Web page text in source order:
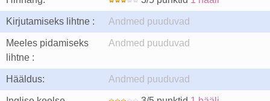
Kirjutamiseks lihtne : Andmed puuduvad
Meeles pidamiseks
lihtne :
Andmed puuduvad
Hääldus: Andmed puuduvad